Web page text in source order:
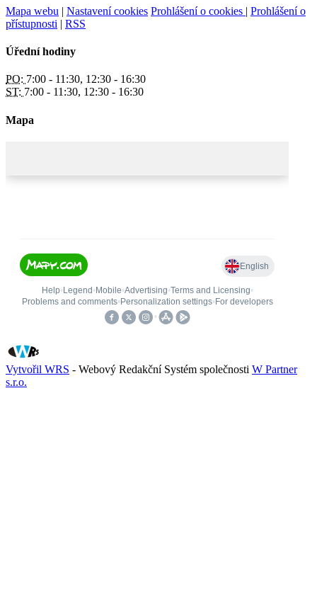
Mapa webu | Nastavení cookies Prohlášení o cookies | Prohlášení o
přístupnosti | RSS
Úřední hodiny
PO: 7:00 - 11:30, 12:30 - 16:30
ST: 7:00 - 11:30, 12:30 - 16:30
Mapa
Vytvořil WRS - Webový Redakční Systém společnosti W Partner
s.r.o.